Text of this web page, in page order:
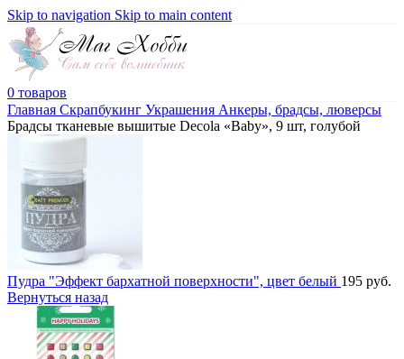
Skip to navigation Skip to main content
0 товаров
Главная Скрапбукинг Украшения Анкеры, брадсы, люверсы
Брадсы тканевые вышитые Decola «Baby», 9 шт, голубой
Пудра "Эффект бархатной поверхности", цвет белый 195 руб.
Вернуться назад